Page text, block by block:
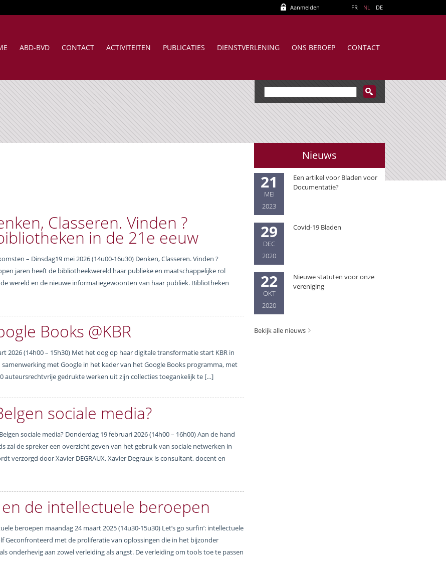
Aanmelden FR NL DE
ABD-BVD CONTACT ACTIVITEITEN PUBLICATIES DIENSTVERLENING ONS BEROEP CONTACT
Classeren. Vinden ?
in de 21e eeuw
– Dinsdag19 mei 2026 (14u00-16u30) Denken, Classeren. Vinden ?
jaren heeft de bibliotheekwereld haar publieke en maatschappelijke rol
wereld en de nieuwe informatiegewoonten van haar publiek. Bibliotheken
Books @KBR
2026 (14h00 – 15h30) Met het oog op haar digitale transformatie start KBR in
met Google in het kader van het Google Books programma, met
auteursrechtvrije gedrukte werken uit zijn collecties toegankelijk te […]
sociale media?
sociale media? Donderdag 19 februari 2026 (14h00 – 16h00) Aan de hand
zal de spreker een overzicht geven van het gebruik van sociale netwerken in
verzorgd door Xavier DEGRAUX. Xavier Degraux is consultant, docent en
en de intellectuele beroepen
beroepen maandag 24 maart 2025 (14u30-15u30) Let’s go surfin’: intellectuele
Geconfronteerd met de proliferatie van oplossingen die in het bijzonder
onderhevig aan zowel verleiding als angst. De verleiding om tools toe te passen
Nieuws
21
MEI
2023
Een artikel voor Bladen voor
Documentatie?
29
DEC
2020
Covid-19 Bladen
22
OKT
2020
Nieuwe statuten voor onze
vereniging
Bekijk alle nieuws